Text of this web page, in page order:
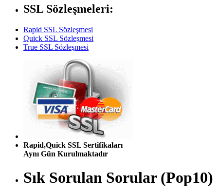
SSL Sözleşmeleri:
Rapid SSL Sözleşmesi
Quick SSL Sözleşmesi
True SSL Sözleşmesi
Rapid,Quick SSL Sertifikaları
Aynı Gün Kurulmaktadır
Sık Sorulan Sorular (Pop10)